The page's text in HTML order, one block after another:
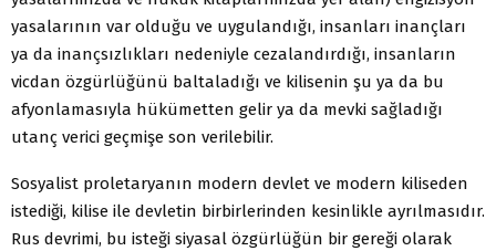
yasalarının var olduğu ve uygulandığı, insanları inançları
ya da inançsızlıkları nedeniyle cezalandırdığı, insanların
vicdan özgürlüğünü baltaladığı ve kilisenin şu ya da bu
afyonlamasıyla hükümetten gelir ya da mevki sağladığı
utanç verici geçmişe son verilebilir.
Sosyalist proletaryanın modern devlet ve modern kiliseden
istediği, kilise ile devletin birbirlerinden kesinlikle ayrılmasıdır.
Rus devrimi, bu isteği siyasal özgürlüğün bir gereği olarak